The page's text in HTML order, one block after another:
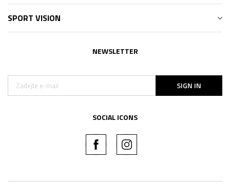
SPORT VISION
NEWSLETTER
SIGN IN
SOCIAL ICONS